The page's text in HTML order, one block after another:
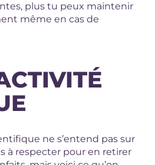
plus tu peux maintenir
même en cas de
ne s’entend pas sur
à respecter pour en retirer